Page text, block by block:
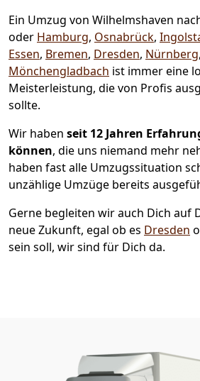
Ein Umzug von Wilhelmshaven
oder Hamburg, Osnabrück,
Essen, Bremen, Dresden, Nürnberg,
Mönchen­gladbach ist immer eine
Meisterleistung, die von Profis
sollte.
Wir haben seit 12 Jahren
können, die uns niemand mehr
haben fast alle Umzugssituation
unzählige Umzüge bereits
Gerne begleiten wir auch Dich auf
neue Zukunft, egal ob es Dresden
sein soll, wir sind für Dich da.